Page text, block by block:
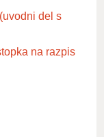
del s
na razpis